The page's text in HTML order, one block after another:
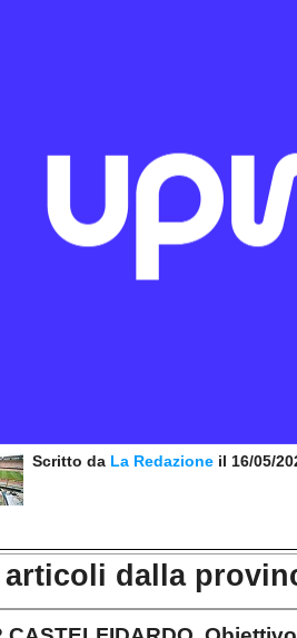
Scritto da La Redazione il 16/05/
dalla